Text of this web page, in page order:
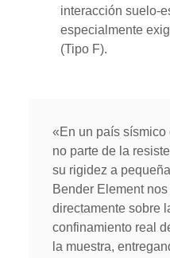
interacción suelo-
especialmente
(Tipo F).
«En un país
no parte de la
su rigidez a
Bender Element
directamente sobre
confinamiento real
la muestra,